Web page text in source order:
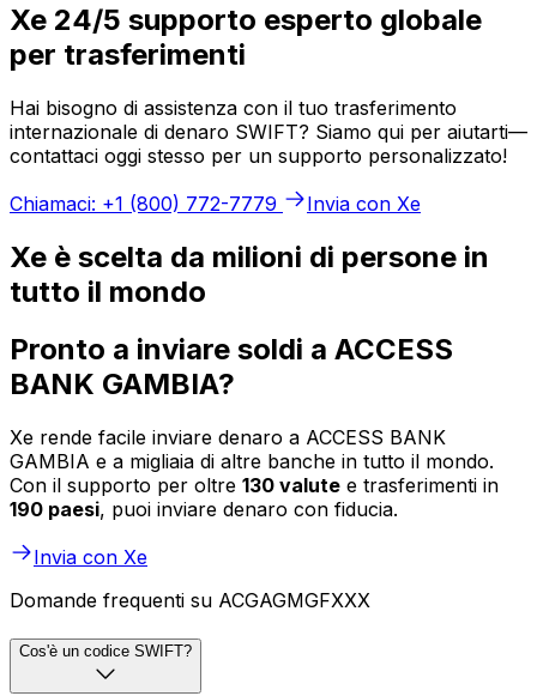
Xe 24/5 supporto esperto globale
per trasferimenti
Hai bisogno di assistenza con il tuo trasferimento
internazionale di denaro SWIFT? Siamo qui per aiutarti—
contattaci oggi stesso per un supporto personalizzato!
Chiamaci: +1 (800) 772-7779
Invia con Xe
Xe è scelta da milioni di persone in
tutto il mondo
Pronto a inviare soldi a ACCESS
BANK GAMBIA?
Xe rende facile inviare denaro a ACCESS BANK
GAMBIA e a migliaia di altre banche in tutto il mondo.
Con il supporto per oltre 130 valute e trasferimenti in
190 paesi, puoi inviare denaro con fiducia.
Invia con Xe
Domande frequenti su ACGAGMGFXXX
Cos'è un codice SWIFT?